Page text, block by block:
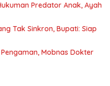
Predator Anak, Ayah
Tak Sinkron, Bupati: Siap
Mobnas Dokter